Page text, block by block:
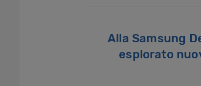
Alla Samsung
esplorato